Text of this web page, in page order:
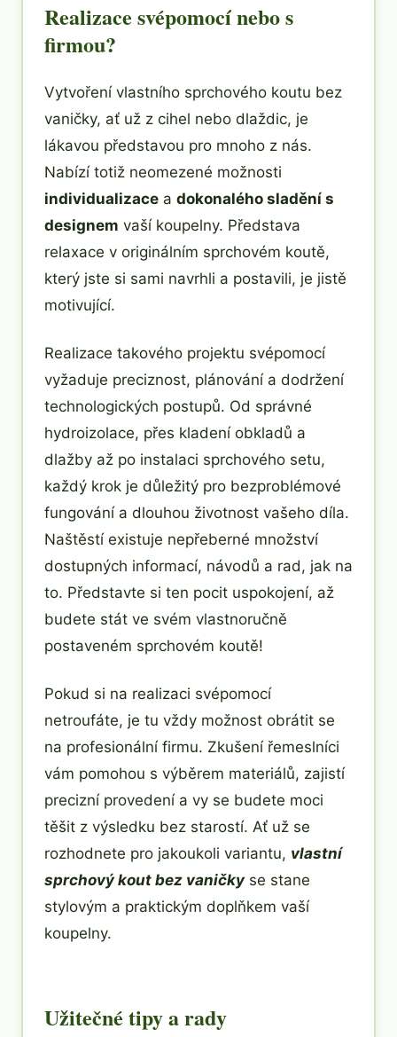
Realizace svépomocí nebo s
firmou?
Vytvoření vlastního sprchového koutu bez
vaničky, ať už z cihel nebo dlaždic, je
lákavou představou pro mnoho z nás.
Nabízí totiž neomezené možnosti
individualizace a dokonalého sladění s
designem vaší koupelny. Představa
relaxace v originálním sprchovém koutě,
který jste si sami navrhli a postavili, je jistě
motivující.
Realizace takového projektu svépomocí
vyžaduje preciznost, plánování a dodržení
technologických postupů. Od správné
hydroizolace, přes kladení obkladů a
dlažby až po instalaci sprchového setu,
každý krok je důležitý pro bezproblémové
fungování a dlouhou životnost vašeho díla.
Naštěstí existuje nepřeberné množství
dostupných informací, návodů a rad, jak na
to. Představte si ten pocit uspokojení, až
budete stát ve svém vlastnoručně
postaveném sprchovém koutě!
Pokud si na realizaci svépomocí
netroufáte, je tu vždy možnost obrátit se
na profesionální firmu. Zkušení řemeslníci
vám pomohou s výběrem materiálů, zajistí
precizní provedení a vy se budete moci
těšit z výsledku bez starostí. Ať už se
rozhodnete pro jakoukoli variantu, vlastní
sprchový kout bez vaničkyse stane
stylovým a praktickým doplňkem vaší
koupelny.
Užitečné tipy a rady